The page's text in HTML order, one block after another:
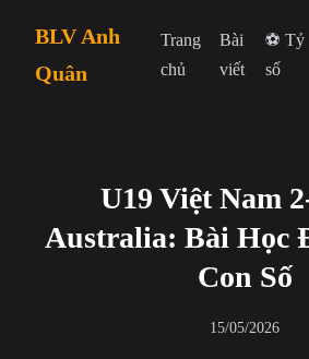
BLV Anh
Quân
Trang
chủ
Bài
viết
⚽ Tỷ
số
U19 Việt Nam
Australia: Bài Học
Con Số
15/05/2026